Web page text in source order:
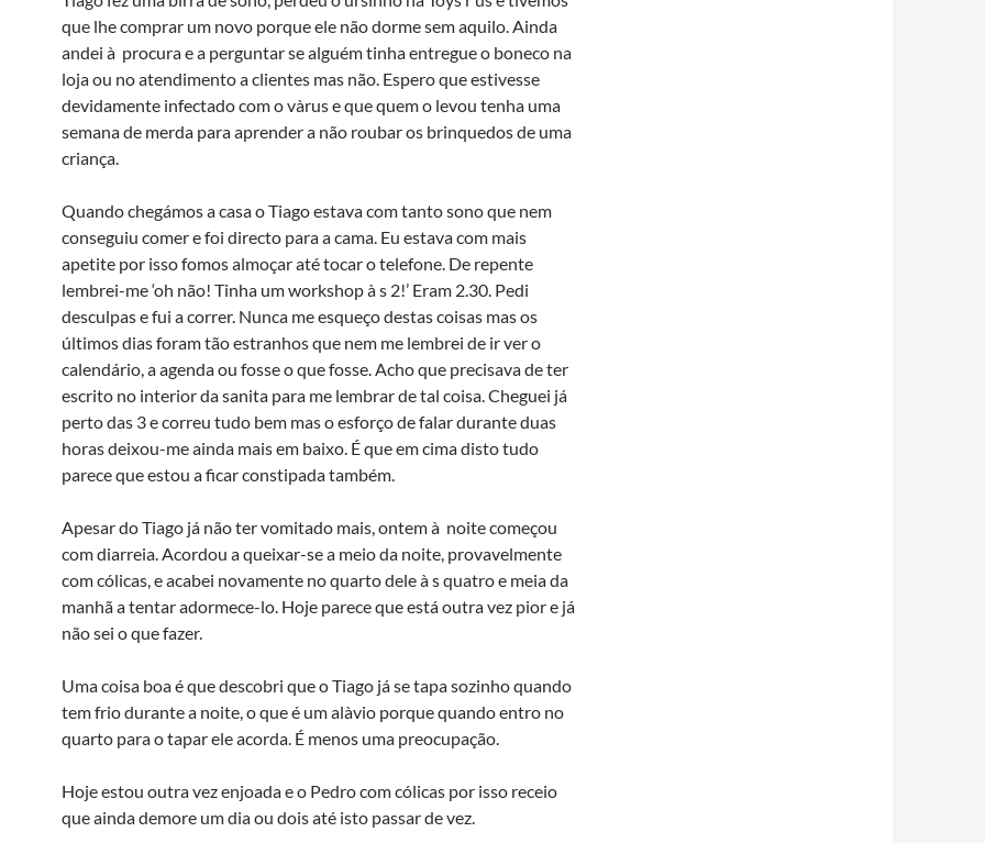
que lhe comprar um novo porque ele não dorme sem aquilo. Ainda
andei à procura e a perguntar se alguém tinha entregue o boneco na
loja ou no atendimento a clientes mas não. Espero que estivesse
devidamente infectado com o và­rus e que quem o levou tenha uma
semana de merda para aprender a não roubar os brinquedos de uma
criança.
Quando chegámos a casa o Tiago estava com tanto sono que nem
conseguiu comer e foi directo para a cama. Eu estava com mais
apetite por isso fomos almoçar até tocar o telefone. De repente
lembrei-me ‘oh não! Tinha um workshop à s 2!’ Eram 2.30. Pedi
desculpas e fui a correr. Nunca me esqueço destas coisas mas os
últimos dias foram tão estranhos que nem me lembrei de ir ver o
calendário, a agenda ou fosse o que fosse. Acho que precisava de ter
escrito no interior da sanita para me lembrar de tal coisa. Cheguei já
perto das 3 e correu tudo bem mas o esforço de falar durante duas
horas deixou-me ainda mais em baixo. É que em cima disto tudo
parece que estou a ficar constipada também.
Apesar do Tiago já não ter vomitado mais, ontem à noite começou
com diarreia. Acordou a queixar-se a meio da noite, provavelmente
com cólicas, e acabei novamente no quarto dele à s quatro e meia da
manhã a tentar adormece-lo. Hoje parece que está outra vez pior e já
não sei o que fazer.
Uma coisa boa é que descobri que o Tiago já se tapa sozinho quando
tem frio durante a noite, o que é um alà­vio porque quando entro no
quarto para o tapar ele acorda. É menos uma preocupação.
Hoje estou outra vez enjoada e o Pedro com cólicas por isso receio
que ainda demore um dia ou dois até isto passar de vez.